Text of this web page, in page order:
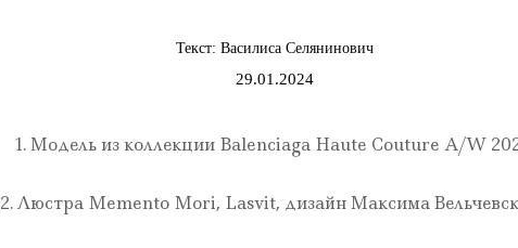
Текст: Василиса Селянинович
29.01.2024
1. Модель из коллекции Balenciaga Haute Couture A/W
2. Люстра Memento Mori, Lasvit, дизайн Максима